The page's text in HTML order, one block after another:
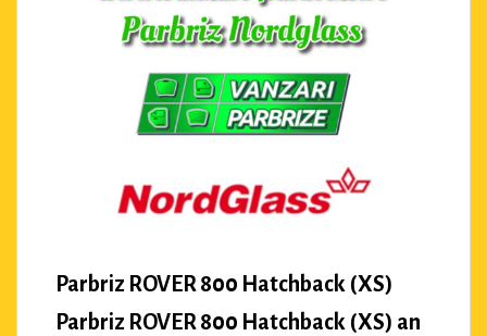
Parbriz ROVER 800 Hatchback (XS)
Parbriz ROVER 800 Hatchback (XS) an